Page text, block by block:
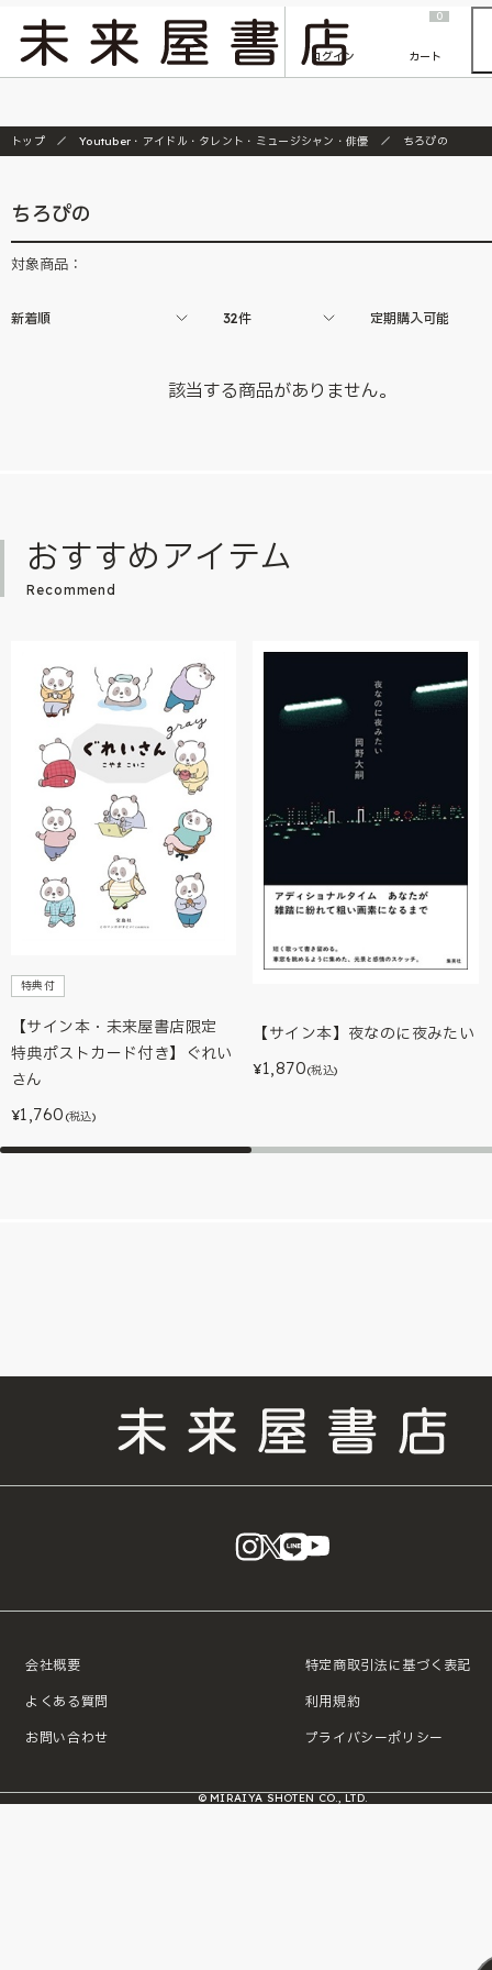
『ONE PIECE magazine 021 ONE PIECEカード付き同梱版』発売延期のご案内
ログイン
0
カート
トップ Youtuber・アイドル・タレント・ミュージシャン・俳優 ちろぴの
ちろぴの
対象商品：
新着順 32件 定期購入可能
該当する商品がありません。
おすすめアイテム
Recommend
特典付
【サイン本・未来屋書店限定
特典ポストカード付き】ぐれい
さん
¥1,760 (税込)
【サイン本】夜なのに夜みたい
¥1,870(税込)
instagram
X LINE
会社概要
よくある質問
お問い合わせ
特定商取引法に基づく表記
利用規約
プライバシーポリシー
© MIRAIYA SHOTEN CO., LTD.